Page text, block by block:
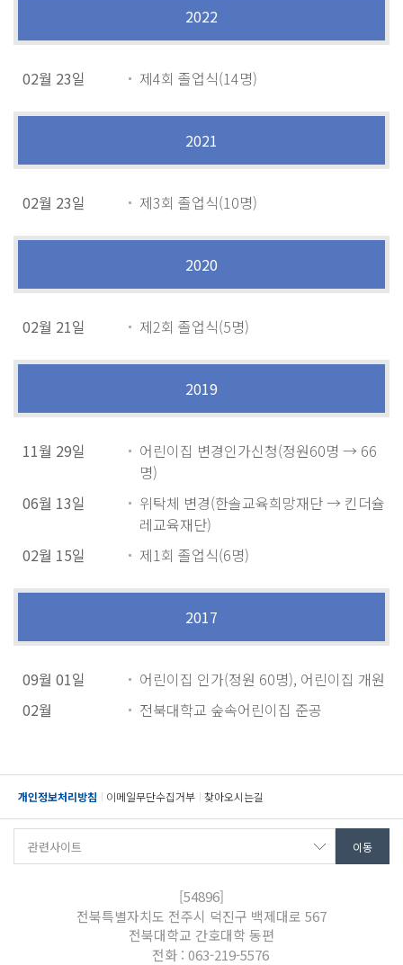
2022
02월 23일 제4회 졸업식(14명)
2021
02월 23일 제3회 졸업식(10명)
2020
02월 21일 제2회 졸업식(5명)
2019
11월 29일
어린이집 변경인가신청(정원60명 → 66
명)
06월 13일
위탁체 변경(한솔교육희망재단 → 킨더슐
레교육재단)
02월 15일
제1회 졸업식(6명)
2017
09월 01일
어린이집 인가(정원 60명), 어린이집 개원
02월
전북대학교 숲속어린이집 준공
개인정보처리방침 이메일무단수집거부 찾아오시는길
[54896]
전북특별자치도 전주시 덕진구 백제대로 567
전북대학교 간호대학 동편
전화 : 063-219-5576